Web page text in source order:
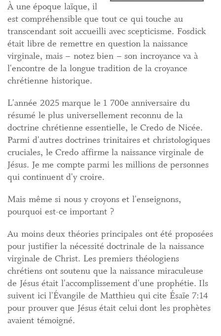
À une époque laïque, il
est compréhensible que tout ce qui touche au
transcendant soit accueilli avec scepticisme. Fosdick
était libre de remettre en question la naissance
virginale, mais – notez bien – son incroyance va à
l'encontre de la longue tradition de la croyance
chrétienne historique.
L'année 2025 marque le 1 700e anniversaire du
résumé le plus universellement reconnu de la
doctrine chrétienne essentielle, le Credo de Nicée.
Parmi d'autres doctrines trinitaires et christologiques
cruciales, le Credo affirme la naissance virginale de
Jésus. Je me compte parmi les millions de personnes
qui continuent d'y croire.
Mais même si nous y croyons et l'enseignons,
pourquoi est-ce important ?
Au moins deux théories principales ont été proposées
pour justifier la nécessité doctrinale de la naissance
virginale de Christ. Les premiers théologiens
chrétiens ont soutenu que la naissance miraculeuse
de Jésus était l'accomplissement d'une prophétie. Ils
suivent ici l'Évangile de Matthieu qui cite Ésaïe 7:14
pour prouver que Jésus était celui dont les prophètes
avaient témoigné.